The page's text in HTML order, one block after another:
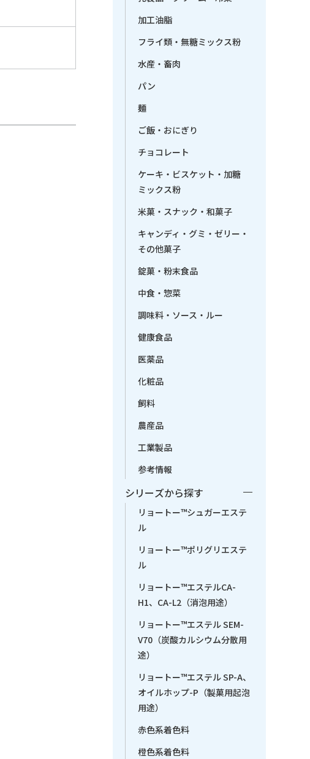
加工油脂
フライ類・無糖ミックス粉
水産・畜肉
パン
麺
ご飯・おにぎり
チョコレート
ケーキ・ビスケット・加糖
ミックス粉
米菓・スナック・和菓子
キャンディ・グミ・ゼリー・
その他菓子
錠菓・粉末食品
中食・惣菜
調味料・ソース・ルー
健康食品
医薬品
化粧品
飼料
農産品
工業製品
参考情報
シリーズから探す
リョートー™シュガーエステ
ル
リョートー™ポリグリエステ
ル
リョートー™エステルCA-
H1、CA-L2（消泡用途）
リョートー™エステル SEM-
V70（炭酸カルシウム分散用
途）
リョートー™エステル SP-A、
オイルホップ-P（製菓用起泡
用途）
赤色系着色料
橙色系着色料